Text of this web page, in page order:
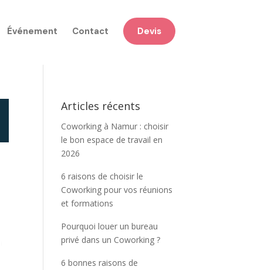
Événement Contact Devis
Articles récents
Coworking à Namur : choisir
le bon espace de travail en
2026
6 raisons de choisir le
Coworking pour vos réunions
et formations
Pourquoi louer un bureau
privé dans un Coworking ?
6 bonnes raisons de